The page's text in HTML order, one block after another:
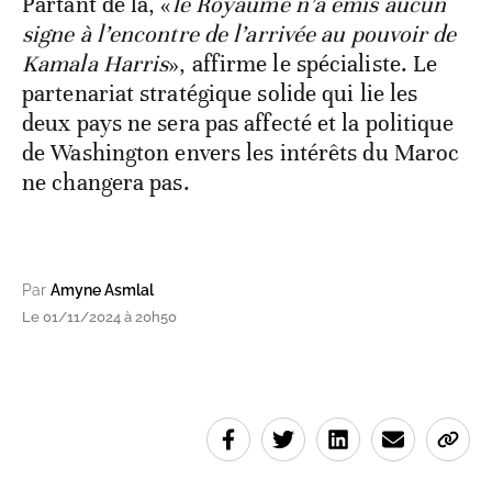
signe à l’encontre de l’arrivée au pouvoir de
Kamala Harris», affirme le spécialiste. Le
partenariat stratégique solide qui lie les
deux pays ne sera pas affecté et la politique
de Washington envers les intérêts du Maroc
ne changera pas.
Par Amyne Asmlal
Le 01/11/2024 à 20h50